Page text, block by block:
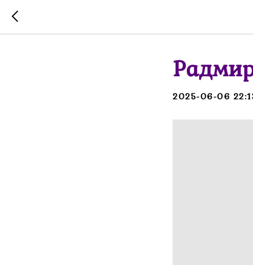
2025-06-06